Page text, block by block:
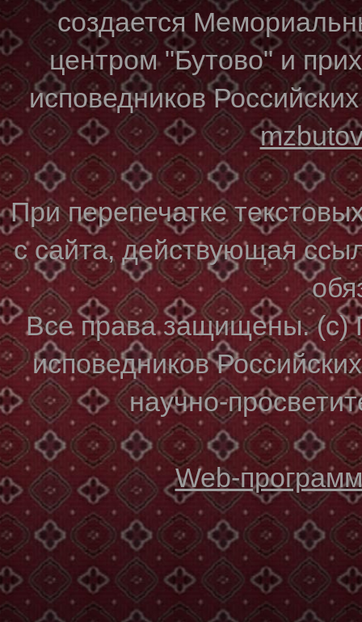
создается
центром "Бутово" и
исповедников
При перепечатке
с сайта, действующая
Все права защищены. (с)
исповедников
научно-
Web-